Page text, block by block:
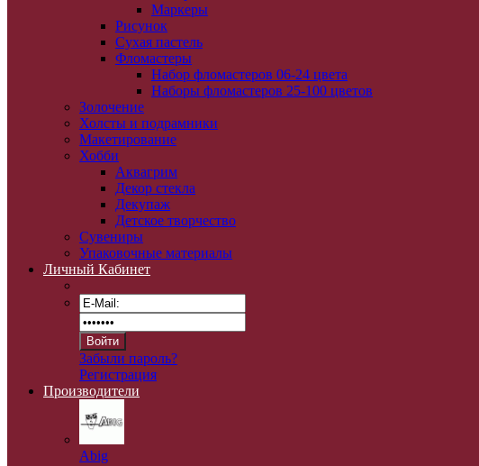
Маркеры
Рисунок
Сухая пастель
Фломастеры
Набор фломастеров 06-24 цвета
Наборы фломастеров 25-100 цветов
Золочение
Холсты и подрамники
Макетирование
Хобби
Аквагрим
Декор стекла
Декупаж
Детское творчество
Сувениры
Упаковочные материалы
Личный Кабинет
Забыли пароль?
Регистрация
Производители
Abig